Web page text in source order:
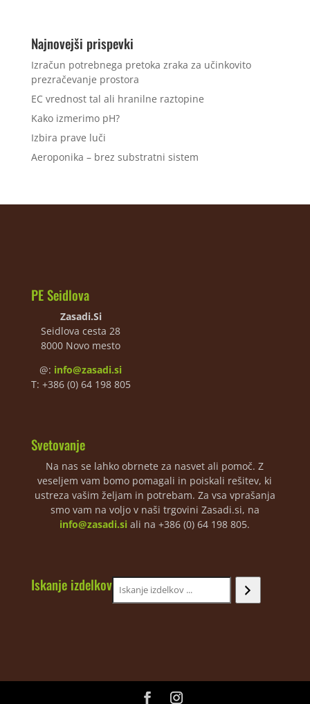
bila:
€345,00.
€310,50.
Najnovejši prispevki
Izračun potrebnega pretoka zraka za učinkovito
prezračevanje prostora
EC vrednost tal ali hranilne raztopine
Kako izmerimo pH?
Izbira prave luči
Aeroponika – brez substratni sistem
PE Seidlova
Zasadi.Si
Seidlova cesta 28
8000 Novo mesto
@: info@zasadi.si
T: +386 (0) 64 198 805
Svetovanje
Na nas se lahko obrnete za nasvet ali pomoč. Z
veseljem vam bomo pomagali in poiskali rešitev, ki
ustreza vašim željam in potrebam. Za vsa vprašanja
smo vam na voljo v naši trgovini Zasadi.si, na
info@zasadi.si ali na +386 (0) 64 198 805.
Iskanje izdelkov